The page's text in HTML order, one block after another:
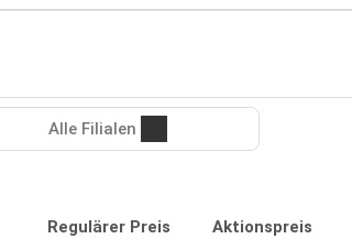
Alle Filialen
Regulärer Preis Aktionspreis